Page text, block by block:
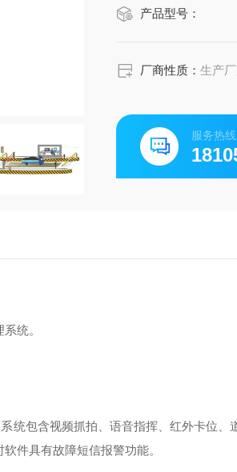
产品型号：
厂商性质：生产
服务热线
统。
统包含视频抓拍、语音指挥、红外卡位、
件具有故障短信报警功能。